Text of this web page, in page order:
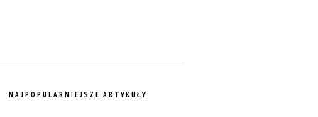
NAJPOPULARNIEJSZE ARTYKUŁY